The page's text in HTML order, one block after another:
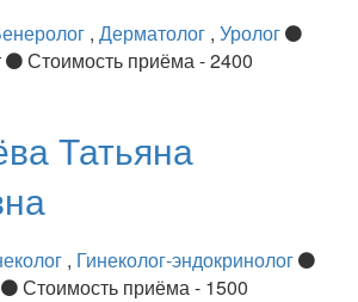
, Дерматолог , Уролог
Стоимость приёма - 2400
Татьяна
, Гинеколог-эндокринолог
Стоимость приёма - 1500